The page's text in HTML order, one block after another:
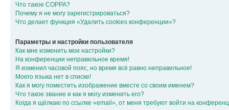
Что такое COPPA?
Почему я не могу зарегистрироваться?
Что делает функция «Удалить cookies конференции»?
Параметры и настройки пользователя
Как мне изменить мои настройки?
На конференции неправильное время!
Я изменил часовой пояс, но время всё равно неправильное!
Моего языка нет в списке!
Как я могу поместить изображение вместе со своим именем?
Что такое звание и как я могу изменить его?
Когда я щёлкаю по ссылке «email», от меня требуют войти на